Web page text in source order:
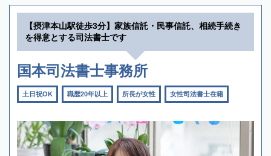
【摂津本山駅徒歩3分】家族信託・民事信託、相続手続き
を得意とする司法書士です
国本司法書士事務所
土日祝OK 職歴20年以上 所長が女性 女性司法書士在籍